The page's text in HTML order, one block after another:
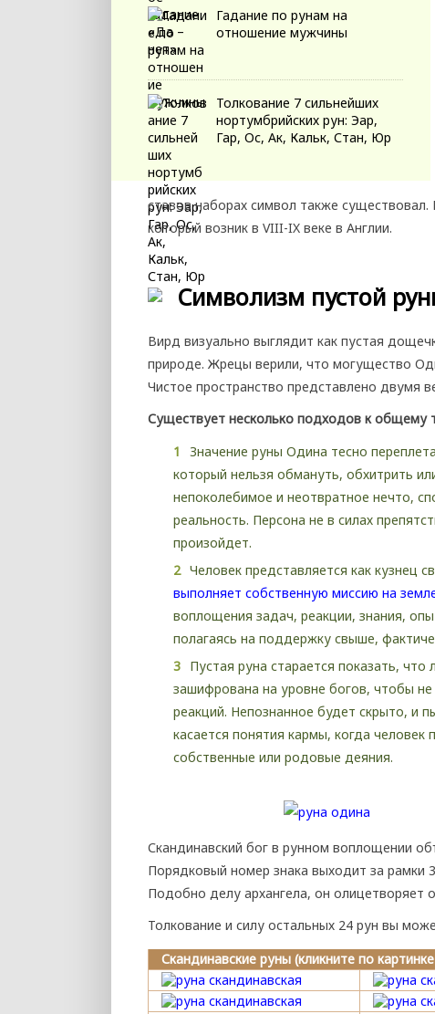
Гадание по рунам на
отношение мужчины
Толкование 7 сильнейших
нортумбрийских рун: Эар,
Гар, Ос, Ак, Кальк, Стан, Юр
ставов наборах символ также
который возник в VIII-IX веке в Англии.
Символизм пустой
Вирд визуально выглядит как пустая
природе. Жрецы верили, что могущество
Чистое пространство представлено
Существует несколько подходов к общему
Значение руны Одина тесно
который нельзя обмануть, обхитрить
непоколебимое и неотвратное нечто,
реальность. Персона не в силах
произойдет.
Человек представляется как кузнец
выполняет собственную миссию на
воплощения задач, реакции, знания,
полагаясь на поддержку свыше,
Пустая руна старается показать,
зашифрована на уровне богов, чтобы
реакций. Непознанное будет скрыто, и
касается понятия кармы, когда человек
собственные или родовые деяния.
Скандинавский бог в рунном воплощении
Порядковый номер знака выходит за рамки
Подобно делу архангела, он олицетворяет
Толкование и силу остальных 24 рун вы
Скандинавские руны (кликните по